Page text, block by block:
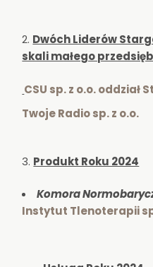
Dwóch Liderów
skali małego
CSU sp. z o.o. oddział
Twoje Radio sp. z o.o.
Produkt Roku 2024
Komora
Instytut Tlenoterapii